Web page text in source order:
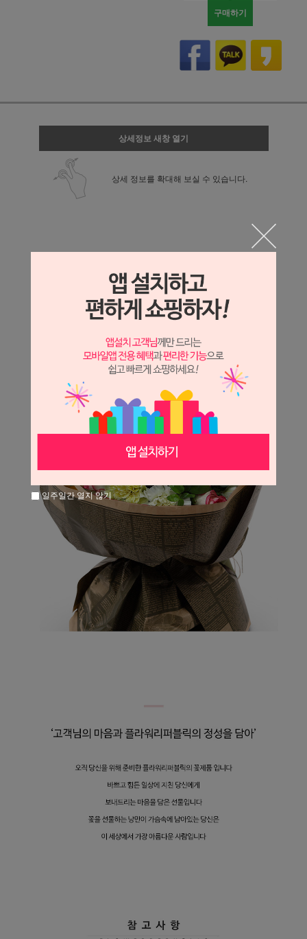
구매하기
상세정보 새창 열기
상세 정보를 확대해 보실 수 있습니다.
일주일간 열지 않기